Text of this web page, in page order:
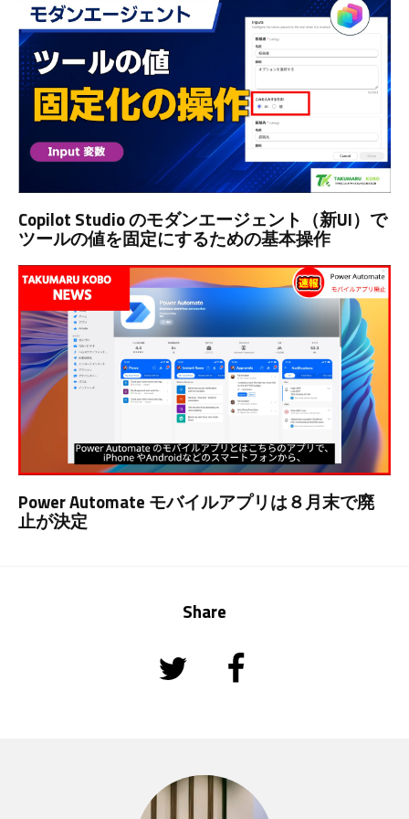
Copilot Studio のモダンエージェント（新UI）で
ツールの値を固定にするための基本操作
Power Automate モバイルアプリは８月末で廃
止が決定
Share